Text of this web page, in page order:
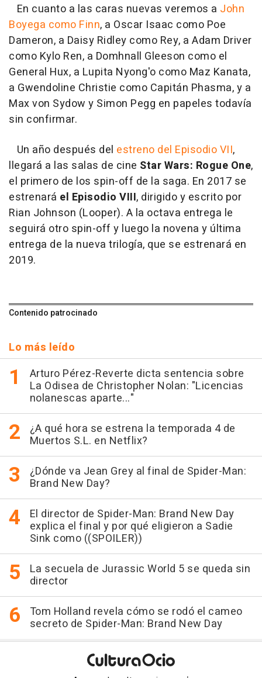
En cuanto a las caras nuevas veremos a John
Boyega como Finn, a Oscar Isaac como Poe
Dameron, a Daisy Ridley como Rey, a Adam Driver
como Kylo Ren, a Domhnall Gleeson como el
General Hux, a Lupita Nyong'o como Maz Kanata,
a Gwendoline Christie como Capitán Phasma, y a
Max von Sydow y Simon Pegg en papeles todavía
sin confirmar.
Un año después del estreno del Episodio VII,
llegará a las salas de cine Star Wars: Rogue One,
el primero de los spin-off de la saga. En 2017 se
estrenará el Episodio VIII, dirigido y escrito por
Rian Johnson (Looper). A la octava entrega le
seguirá otro spin-off y luego la novena y última
entrega de la nueva trilogía, que se estrenará en
2019.
Contenido patrocinado
Lo más leído
Arturo Pérez-Reverte dicta sentencia sobre
La Odisea de Christopher Nolan: "Licencias
nolanescas aparte..."
¿A qué hora se estrena la temporada 4 de
Muertos S.L. en Netflix?
¿Dónde va Jean Grey al final de Spider-Man:
Brand New Day?
El director de Spider-Man: Brand New Day
explica el final y por qué eligieron a Sadie
Sink como ((SPOILER))
La secuela de Jurassic World 5 se queda sin
director
Tom Holland revela cómo se rodó el cameo
secreto de Spider-Man: Brand New Day